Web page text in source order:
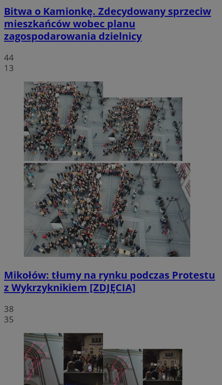
Bitwa o Kamionkę. Zdecydowany sprzeciw
mieszkańców wobec planu
zagospodarowania dzielnicy
44
13
Mikołów: tłumy na rynku podczas Protestu
z Wykrzyknikiem [ZDJĘCIA]
38
35